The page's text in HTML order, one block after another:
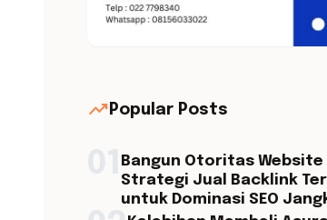
trending_up Popular Posts
Bangun Otoritas Website
Strategi Jual Backlink
untuk Dominasi SEO